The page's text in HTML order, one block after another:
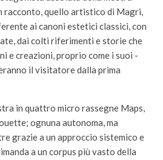
racconto, quello artistico di Magri,
ai canoni estetici classici, con
dai colti riferimenti e storie che
e creazioni, proprio come i suoi -
il visitatore dalla prima
in quattro micro rassegne Maps,
ognuna autonoma, ma
grazie a un approccio sistemico e
a un corpus più vasto della